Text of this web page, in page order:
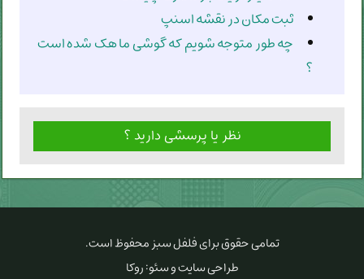
ثبت مکان در نقشه اسنپ
چه طور متوجه شویم که گوشی ما هک شده است
؟
نظر یا پرسشی دارید ؟
تمامی حقوق برایفلفل سبزمحفوظ است.
طراحی سایت و سئو:روکا